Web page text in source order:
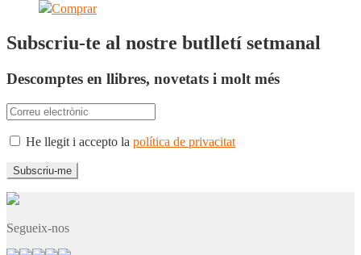
Comprar
Subscriu-te al nostre butlletí setmanal
Descomptes en llibres, novetats i molt més
He llegit i accepto la política de privacitat
Segueix-nos